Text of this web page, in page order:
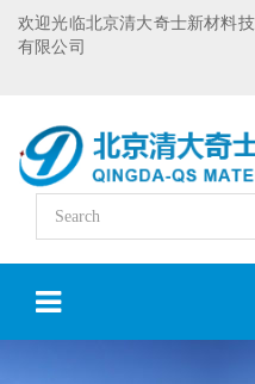
欢迎光临北京清大奇士新材料
有限公司